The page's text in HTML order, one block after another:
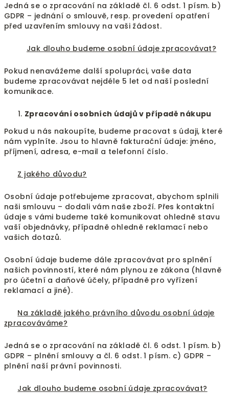
Jedná se o zpracování na základě čl. 6 odst. 1 písm. b)
GDPR – jednání o smlouvě, resp. provedení opatření
před uzavřením smlouvy na vaši žádost.
Jak dlouho budeme osobní údaje zpracovávat?
Pokud nenavážeme další spolupráci, vaše data
budeme zpracovávat nejdéle 5 let od naší poslední
komunikace.
Zpracování osobních údajů v případě nákupu
Pokud u nás nakoupíte, budeme pracovat s údaji, které
nám vyplníte. Jsou to hlavně fakturační údaje: jméno,
příjmení, adresa, e-mail a telefonní číslo.
Z jakého důvodu?
Osobní údaje potřebujeme zpracovat, abychom splnili
naši smlouvu – dodali vám naše zboží. Přes kontaktní
údaje s vámi budeme také komunikovat ohledně stavu
vaší objednávky, případně ohledně reklamací nebo
vašich dotazů.
Osobní údaje budeme dále zpracovávat pro splnění
našich povinností, které nám plynou ze zákona (hlavně
pro účetní a daňové účely, případně pro vyřízení
reklamací a jiné).
Na základě jakého právního důvodu osobní údaje
zpracováváme?
Jedná se o zpracování na základě čl. 6 odst. 1 písm. b)
GDPR – plnění smlouvy a čl. 6 odst. 1 písm. c) GDPR –
plnění naší právní povinnosti.
Jak dlouho budeme osobní údaje zpracovávat?